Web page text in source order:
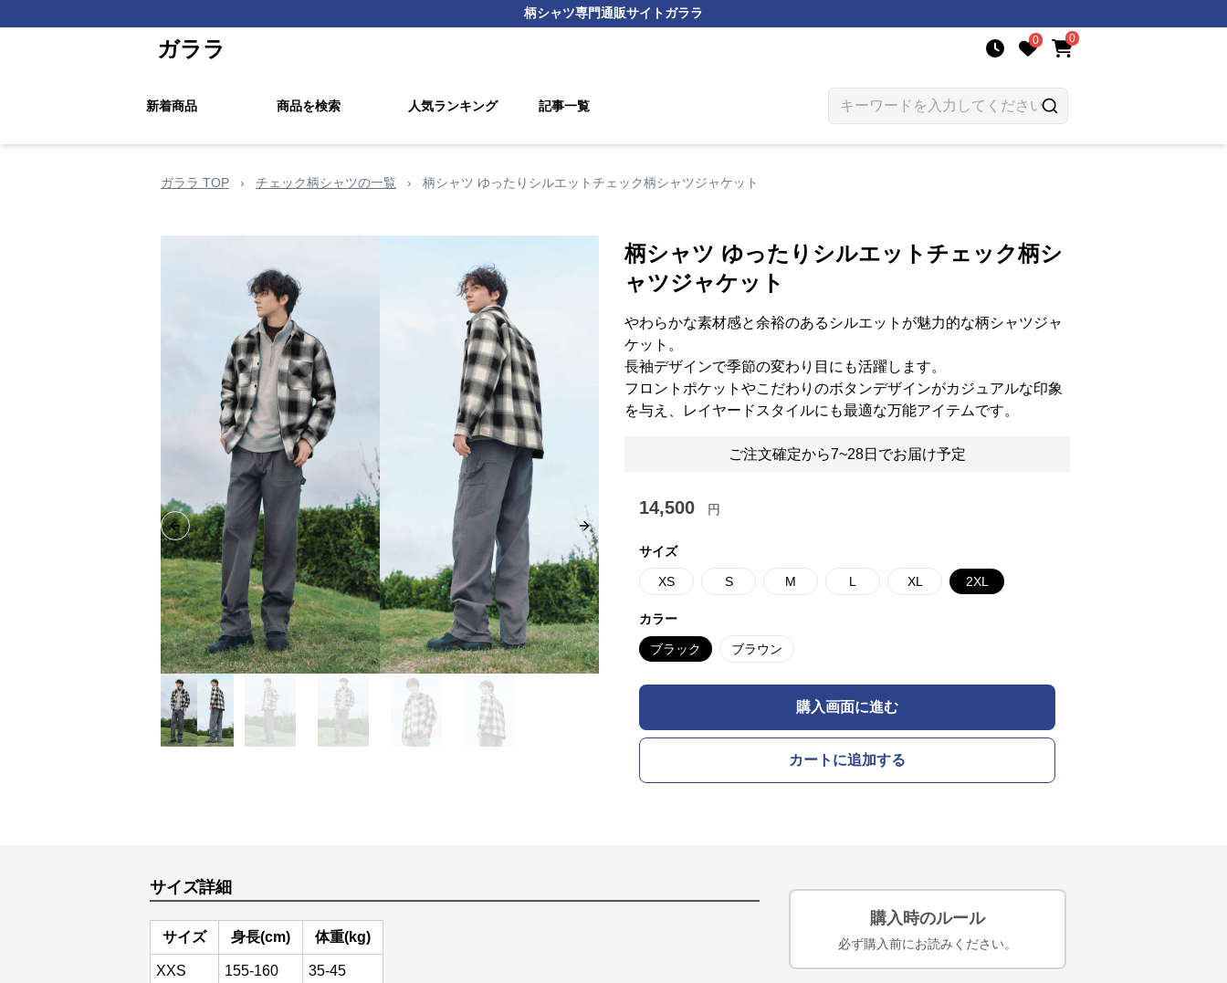
柄シャツ専門通販サイトガララ
ガララ 0 0
新着商品 商品を検索 人気ランキング 記事一覧
ガララ TOP › チェック柄シャツの一覧 › 柄シャツ ゆったりシルエットチェック柄シャツジャケット
Previous slide Next slide
柄シャツ ゆったりシルエットチェック柄シ
ャツジャケット
やわらかな素材感と余裕のあるシルエットが魅力的な柄シャツジャ
ケット。
長袖デザインで季節の変わり目にも活躍します。
フロントポケットやこだわりのボタンデザインがカジュアルな印象
を与え、レイヤードスタイルにも最適な万能アイテムです。
ご注文確定から7~28日でお届け予定
14,500 円
サイズ
XS S M L XL 2XL
カラー
ブラック ブラウン
購入画面に進む
カートに追加する
サイズ詳細
サイズ 身長(cm) 体重(kg)
XXS 155-160 35-45
購入時のルール
必ず購入前にお読みください。